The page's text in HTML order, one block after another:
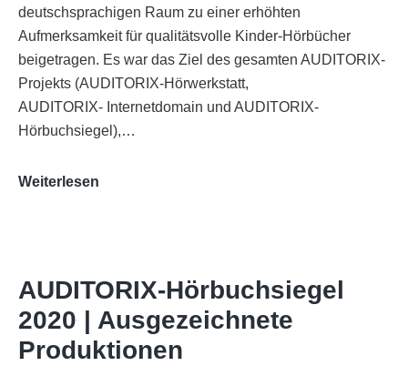
deutschsprachigen Raum zu einer erhöhten
Aufmerksamkeit für qualitätsvolle Kinder-Hörbücher
beigetragen. Es war das Ziel des gesamten AUDITORIX-
Projekts (AUDITORIX-Hörwerkstatt,
AUDITORIX- Internetdomain und AUDITORIX-
Hörbuchsiegel),…
Weiterlesen
Funkhaus
Köln
AUDITORIX-Hörbuchsiegel
2020 | Ausgezeichnete
Produktionen